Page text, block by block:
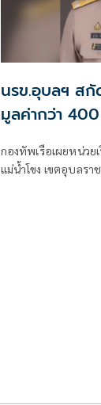
นรข.อุบลฯ สกั
มูลค่ากว่า
กองทัพเรือเผยหน่วย
แม่น้ำโขง เขตอุบลร